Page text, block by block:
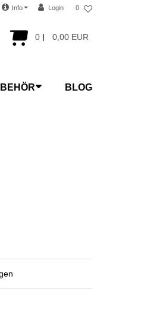
Info Login 0
0 0,00 EUR
BLOG